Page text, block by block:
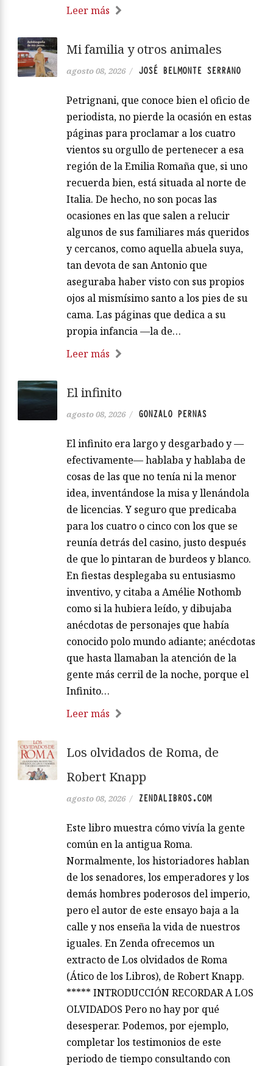
Leer más
Mi familia y otros animales
agosto 08, 2026 / JOSÉ BELMONTE SERRANO
Petrignani, que conoce bien el oficio de
periodista, no pierde la ocasión en estas
páginas para proclamar a los cuatro
vientos su orgullo de pertenecer a esa
región de la Emilia Romaña que, si uno
recuerda bien, está situada al norte de
Italia. De hecho, no son pocas las
ocasiones en las que salen a relucir
algunos de sus familiares más queridos
y cercanos, como aquella abuela suya,
tan devota de san Antonio que
aseguraba haber visto con sus propios
ojos al mismísimo santo a los pies de su
cama. Las páginas que dedica a su
propia infancia —la de…
Leer más
El infinito
agosto 08, 2026 / GONZALO PERNAS
El infinito era largo y desgarbado y —
efectivamente— hablaba y hablaba de
cosas de las que no tenía ni la menor
idea, inventándose la misa y llenándola
de licencias. Y seguro que predicaba
para los cuatro o cinco con los que se
reunía detrás del casino, justo después
de que lo pintaran de burdeos y blanco.
En fiestas desplegaba su entusiasmo
inventivo, y citaba a Amélie Nothomb
como si la hubiera leído, y dibujaba
anécdotas de personajes que había
conocido polo mundo adiante; anécdotas
que hasta llamaban la atención de la
gente más cerril de la noche, porque el
Infinito…
Leer más
Los olvidados de Roma, de
Robert Knapp
agosto 08, 2026 / ZENDALIBROS.COM
Este libro muestra cómo vivía la gente
común en la antigua Roma.
Normalmente, los historiadores hablan
de los senadores, los emperadores y los
demás hombres poderosos del imperio,
pero el autor de este ensayo baja a la
calle y nos enseña la vida de nuestros
iguales. En Zenda ofrecemos un
extracto de Los olvidados de Roma
(Ático de los Libros), de Robert Knapp.
***** INTRODUCCIÓN RECORDAR A LOS
OLVIDADOS Pero no hay por qué
desesperar. Podemos, por ejemplo,
completar los testimonios de este
periodo de tiempo consultando con